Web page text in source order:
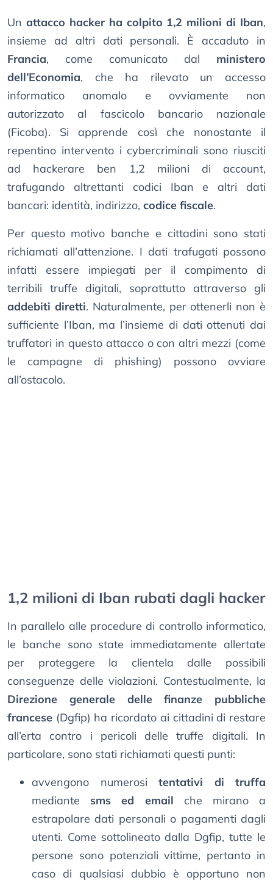
Un attacco hacker ha colpito 1,2 milioni di Iban,
insieme ad altri dati personali. È accaduto in
Francia, come comunicato dal ministero
dell’Economia, che ha rilevato un accesso
informatico anomalo e ovviamente non
autorizzato al fascicolo bancario nazionale
(Ficoba). Si apprende così che nonostante il
repentino intervento i cybercriminali sono riusciti
ad hackerare ben 1,2 milioni di account,
trafugando altrettanti codici Iban e altri dati
bancari: identità, indirizzo, codice fiscale.
Per questo motivo banche e cittadini sono stati
richiamati all’attenzione. I dati trafugati possono
infatti essere impiegati per il compimento di
terribili truffe digitali, soprattutto attraverso gli
addebiti diretti. Naturalmente, per ottenerli non è
sufficiente l’Iban, ma l’insieme di dati ottenuti dai
truffatori in questo attacco o con altri mezzi (come
le campagne di phishing) possono ovviare
all’ostacolo.
1,2 milioni di Iban rubati dagli hacker
In parallelo alle procedure di controllo informatico,
le banche sono state immediatamente allertate
per proteggere la clientela dalle possibili
conseguenze delle violazioni. Contestualmente, la
Direzione generale delle finanze pubbliche
francese (Dgfip) ha ricordato ai cittadini di restare
all’erta contro i pericoli delle truffe digitali. In
particolare, sono stati richiamati questi punti:
avvengono numerosi tentativi di truffa
mediante sms ed email che mirano a
estrapolare dati personali o pagamenti dagli
utenti. Come sottolineato dalla Dgfip, tutte le
persone sono potenziali vittime, pertanto in
caso di qualsiasi dubbio è opportuno non